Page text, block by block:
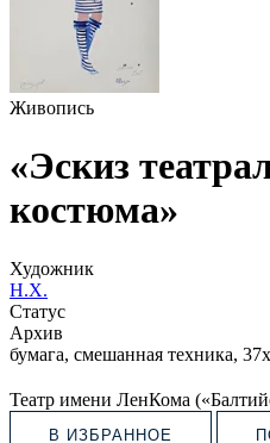
Живопись
«Эскиз
костюма»
Художник
Н.Х.
Статус
Архив
бумага, смешанная техника,
Театр имени ЛенКома
В ИЗБРАННОЕ